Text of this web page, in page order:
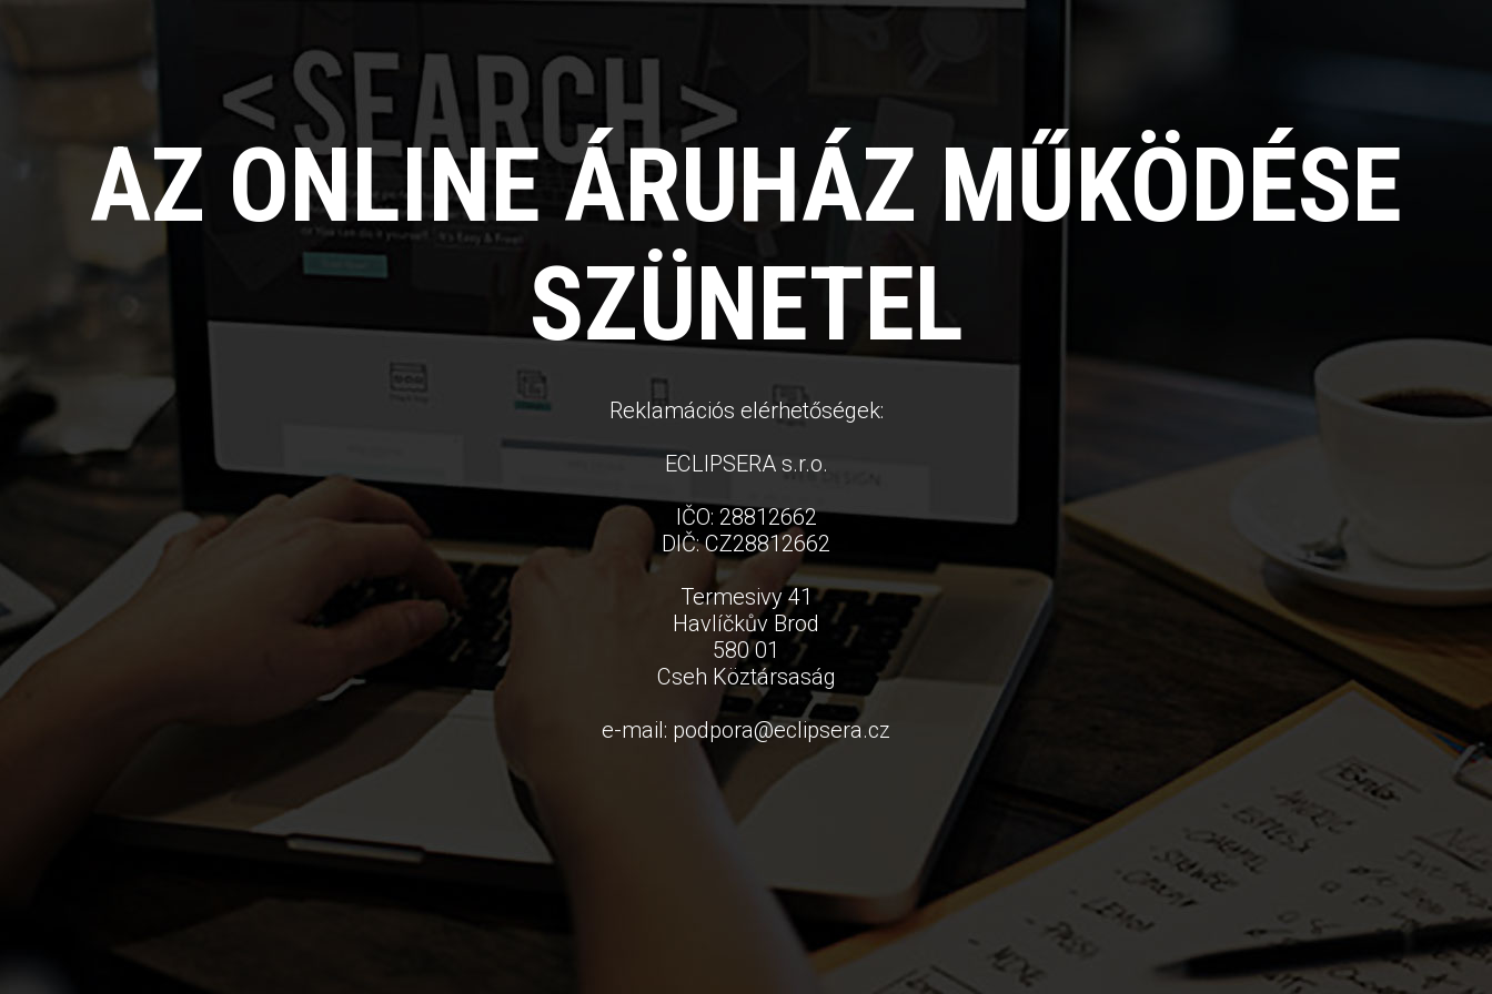
AZ ONLINE ÁRUHÁZ MŰKÖDÉSE
SZÜNETEL
Reklamációs elérhetőségek:
ECLIPSERA s.r.o.
IČO: 28812662
DIČ: CZ28812662
Termesivy 41
Havlíčkův Brod
580 01
Cseh Köztársaság
e-mail: podpora@eclipsera.cz